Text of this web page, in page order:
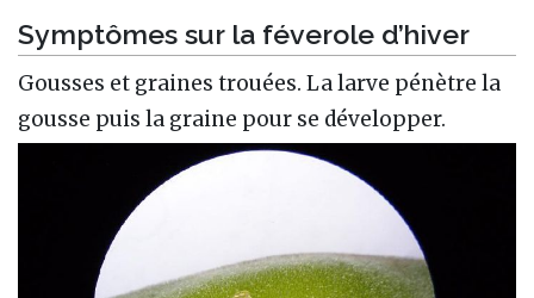
Symptômes sur la féverole d’hiver
Gousses et graines trouées. La larve pénètre la
gousse puis la graine pour se développer.